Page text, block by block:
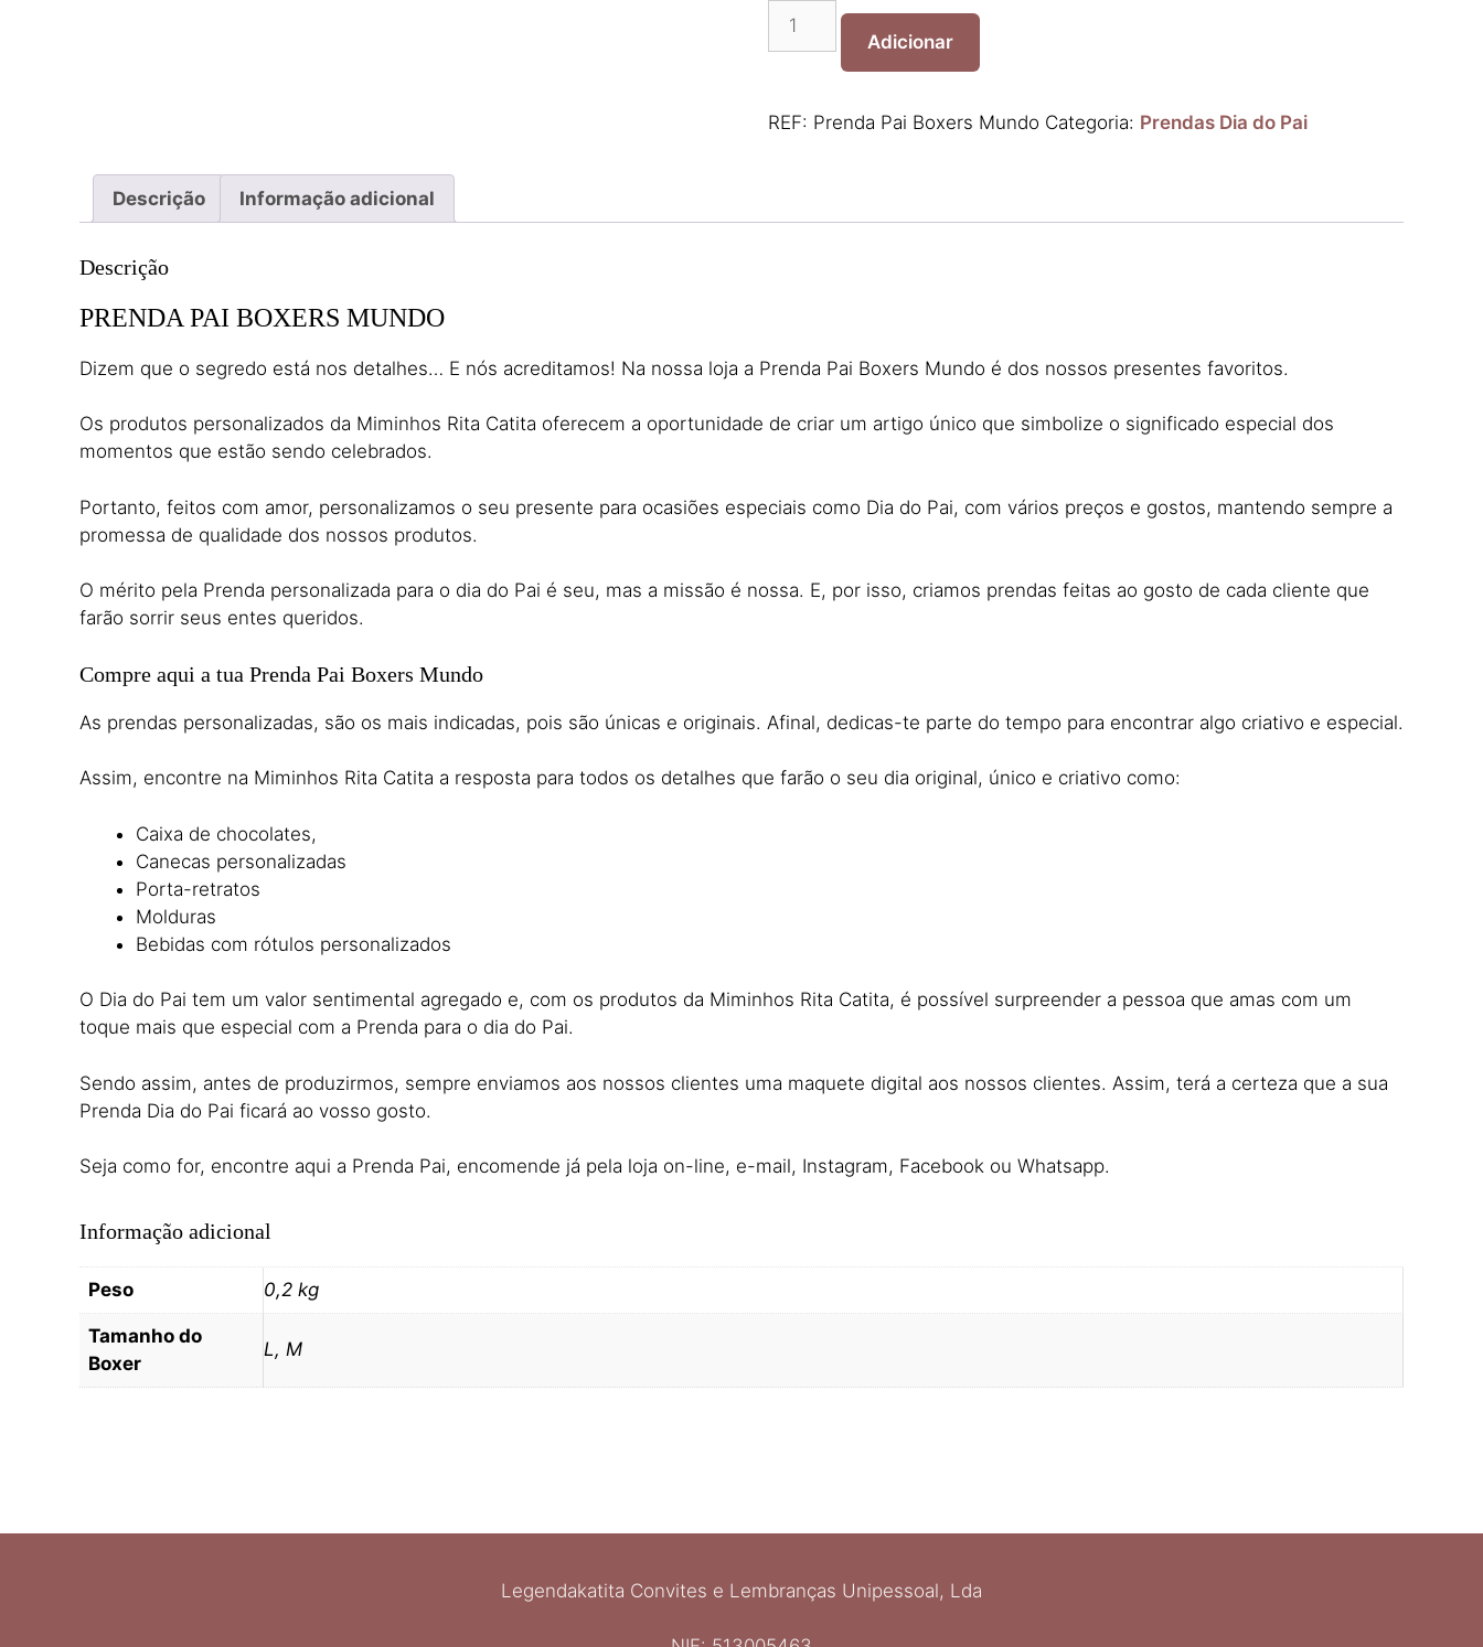
Quantidade
Boxers
Adicionar
REF: Prenda Pai Boxers Mundo Categoria: Prendas Dia do Pai
Descrição Informação adicional
Descrição
PRENDA PAI BOXERS MUNDO
Dizem que o segredo está nos detalhes… E nós acreditamos! Na nossa loja a Prenda Pai Boxers Mundo é dos nossos presentes favoritos.
Os produtos personalizados da Miminhos Rita Catita oferecem a oportunidade de criar um artigo único que simbolize o significado especial dos
momentos que estão sendo celebrados.
Portanto, feitos com amor, personalizamos o seu presente para ocasiões especiais como Dia do Pai, com vários preços e gostos, mantendo sempre a
promessa de qualidade dos nossos produtos.
O mérito pela Prenda personalizada para o dia do Pai é seu, mas a missão é nossa. E, por isso, criamos prendas feitas ao gosto de cada cliente que
farão sorrir seus entes queridos.
Compre aqui a tua Prenda Pai Boxers Mundo
As prendas personalizadas, são os mais indicadas, pois são únicas e originais. Afinal, dedicas-te parte do tempo para encontrar algo criativo e especial.
Assim, encontre na Miminhos Rita Catita a resposta para todos os detalhes que farão o seu dia original, único e criativo como:
Caixa de chocolates,
Canecas personalizadas
Porta-retratos
Molduras
Bebidas com rótulos personalizados
O Dia do Pai tem um valor sentimental agregado e, com os produtos da Miminhos Rita Catita, é possível surpreender a pessoa que amas com um
toque mais que especial com a Prenda para o dia do Pai.
Sendo assim, antes de produzirmos, sempre enviamos aos nossos clientes uma maquete digital aos nossos clientes. Assim, terá a certeza que a sua
Prenda Dia do Pai ficará ao vosso gosto.
Seja como for, encontre aqui a Prenda Pai, encomende já pela loja on-line, e-mail, Instagram, Facebook ou Whatsapp.
Informação adicional
Peso 0,2 kg
Tamanho do
Boxer
L, M
Legendakatita Convites e Lembranças Unipessoal, Lda